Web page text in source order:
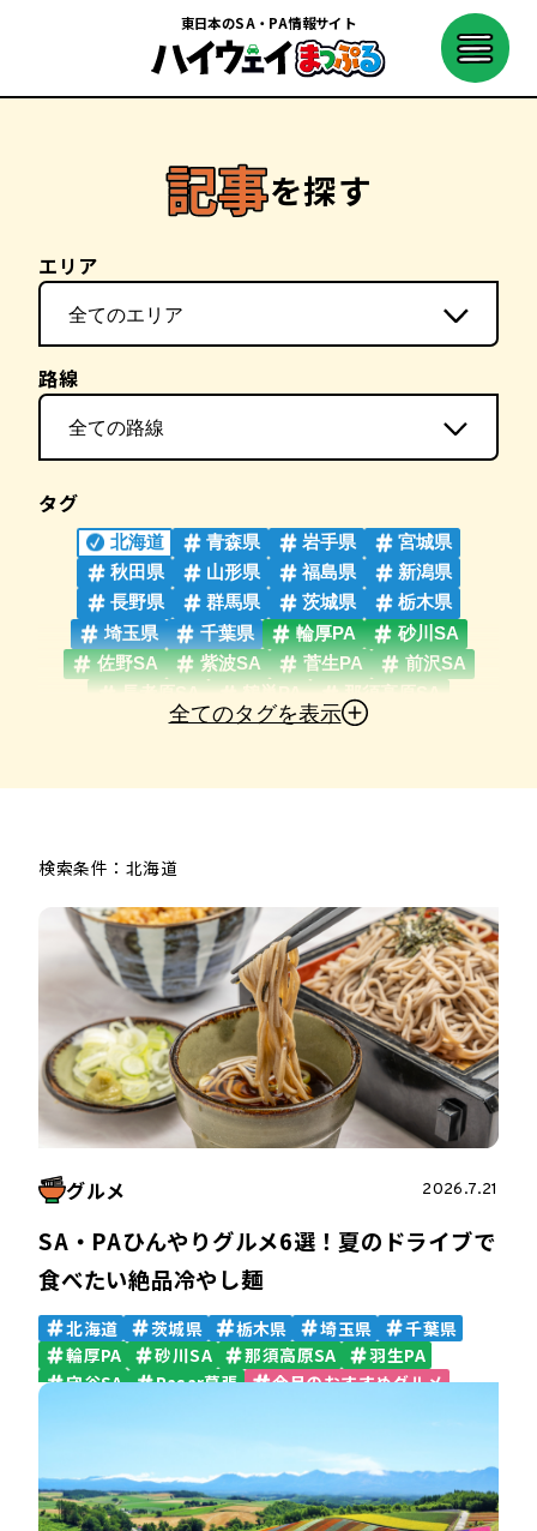
東日本のSA・PA情報サイト
を探す
エリア
路線
タグ
北海道 青森県 岩手県
宮城県
秋田県
山形県 福島県
新潟県
長野県
群馬県 茨城県
栃木県
埼玉県
千葉県 輪厚PA
砂川SA
佐野SA
紫波SA 菅生PA
前沢SA
長者原SA
鶴巣PA
那須高原SA
福島松川PA
蓮田SA 羽生PA
赤城高原SA
谷川岳PA
塩沢石打SA
中郷SA
笠間PA
湾岸幕張PA
市原SA
Pasar幕張
人気SA・PAを徹底解剖
今月のおすすめグルメ
モデルコース
テーマ別ガイド
スタッフ厳選グルメ
スタッフ厳選みやげ
私の推しSA・PA
高速道路のひみつ
ニュース＆イベント
ご当地食材
高速道路のトリセツ
エリア別おすすめSA・PA
ご当地グルメ
SAPAおやつ
フードコート
ファミリーも安心
ラーメン
大型SA・PA
産直野菜
絶景スポット
限定みやげ
全てのタグを表示
検索条件： 北海道
グルメ 2026.7.21
SA・PAひんやりグルメ6選！夏のドライブで
食べたい絶品冷やし麺
北海道 茨城県 栃木県 埼玉県
千葉県
輪厚PA
砂川SA 那須高原SA
羽生PA
守谷SA
Pasar幕張
今月のおすすめグルメ